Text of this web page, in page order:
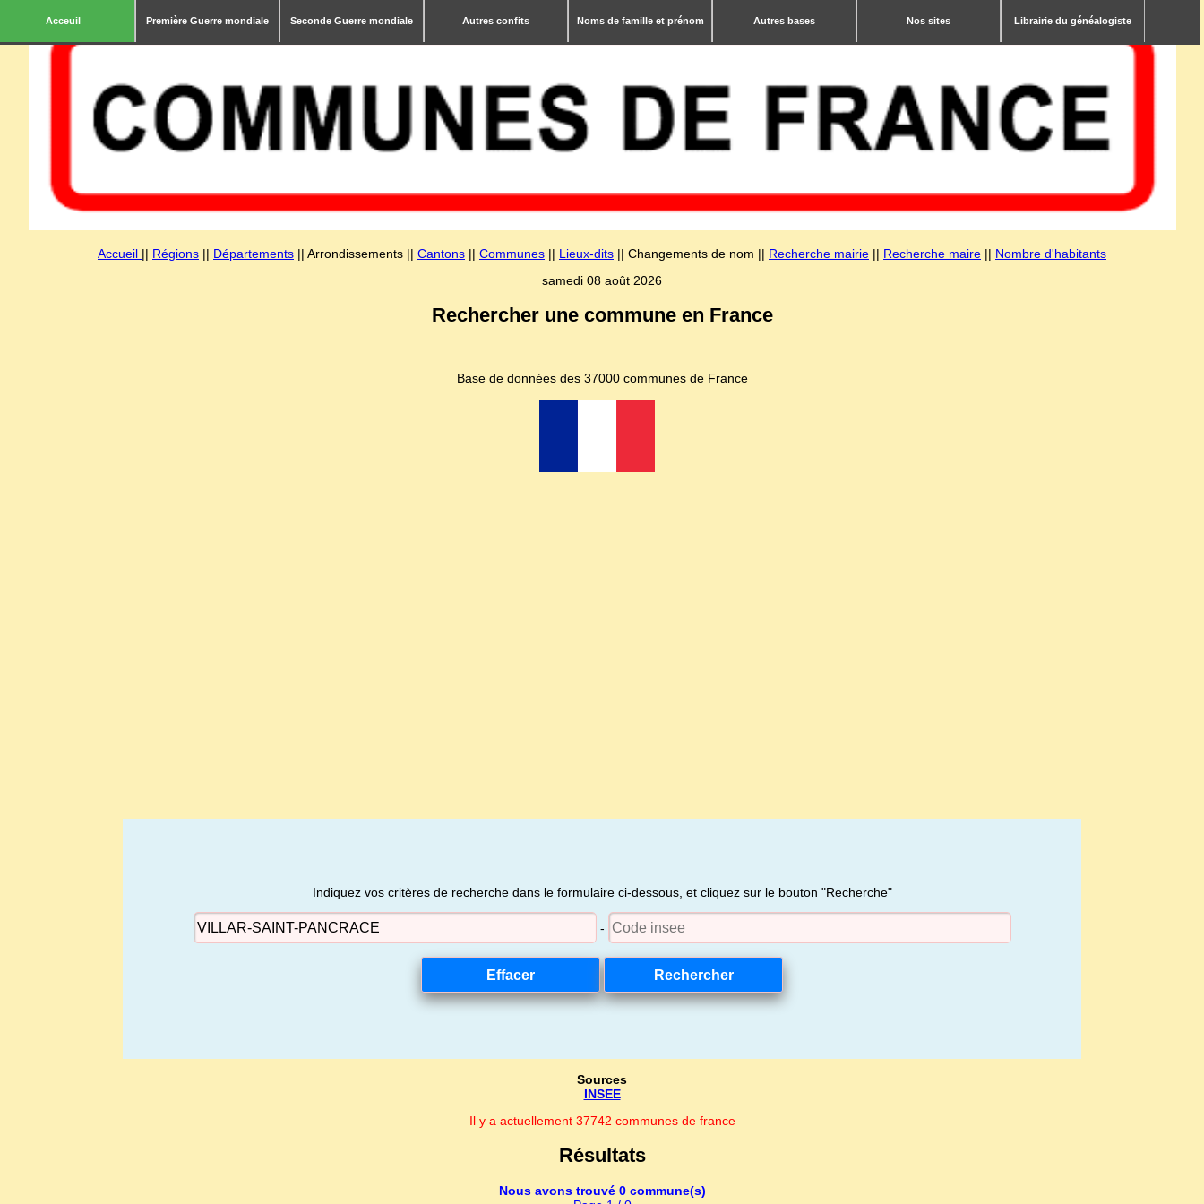
Acceuil Première Guerre mondiale Seconde Guerre mondiale Autres confits Noms de famille et prénom Autres bases Nos sites Librairie du généalogiste
Accueil || Régions || Départements || Arrondissements || Cantons || Communes || Lieux-dits || Changements de nom || Recherche mairie || Recherche maire || Nombre d'habitants
samedi 08 août 2026
Rechercher une commune en France
Base de données des 37000 communes de France
Indiquez vos critères de recherche dans le formulaire ci-dessous, et cliquez sur le bouton "Recherche"
-
Sources
INSEE
Il y a actuellement 37742 communes de france
Résultats
Nous avons trouvé 0 commune(s)